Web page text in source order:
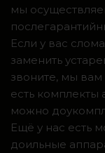
мы
Если у вас
заменить
звоните, мы
есть
можно
Ещё у нас есть
доильные